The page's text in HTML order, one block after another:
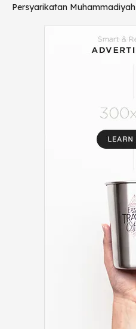
Persyarikatan Muhammadiyah